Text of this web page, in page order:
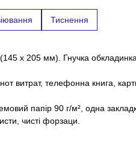
Тиснення
х 205 мм). Гнучка обкладинка.
витрат, телефонна книга,
папір 90 г/м², одна
чисті форзаци.